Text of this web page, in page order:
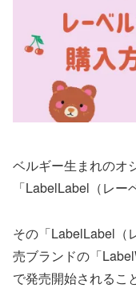
ベルギー生まれのオ
「LabelLabel（レ
その「LabelLabel（
売ブランドの「
で発売開始されるこ